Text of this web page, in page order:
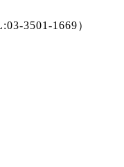
3501-1669）